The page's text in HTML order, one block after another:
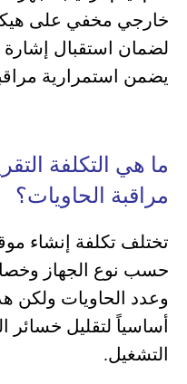
خارجي مخفي على
لضمان استقبال إشارة
يضمن استمرارية
ما هي التكلفة
مراقبة الحاويات؟
تختلف تكلفة إنشاء
وعدد الحاويات ولكن
أساسياً لتقليل خسائر
التشغيل.